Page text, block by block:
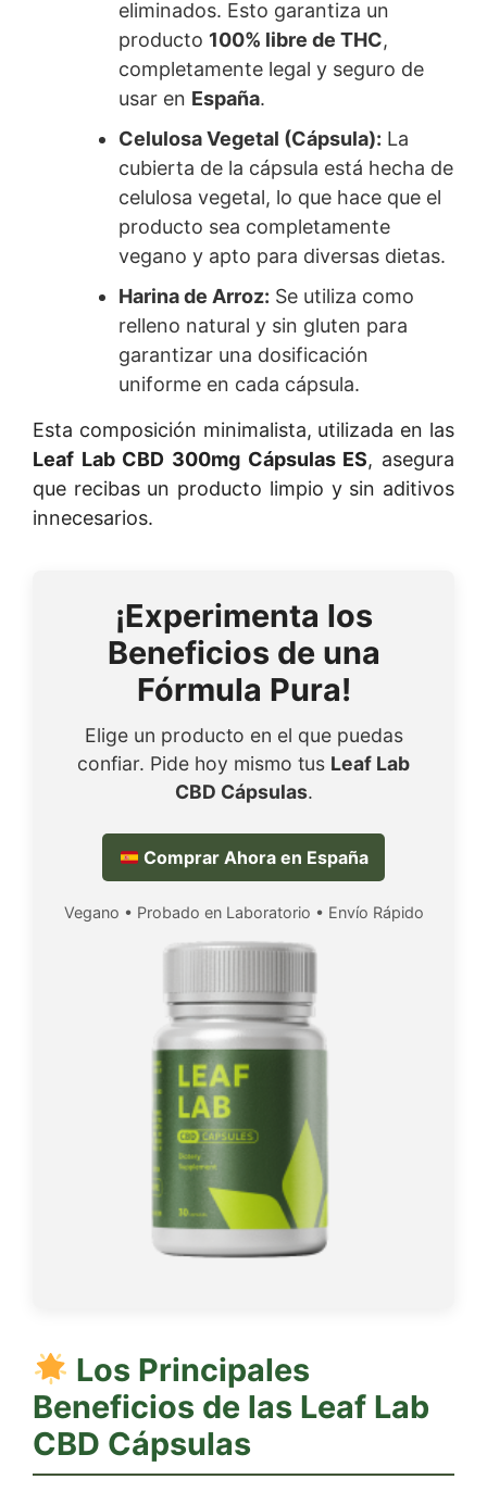
eliminados. Esto garantiza un
producto 100% libre de THC,
completamente legal y seguro de
usar en España.
Celulosa Vegetal (Cápsula): La
cubierta de la cápsula está hecha de
celulosa vegetal, lo que hace que el
producto sea completamente
vegano y apto para diversas dietas.
Harina de Arroz: Se utiliza como
relleno natural y sin gluten para
garantizar una dosificación
uniforme en cada cápsula.
Esta composición minimalista, utilizada en las
Leaf Lab CBD 300mg Cápsulas ES, asegura
que recibas un producto limpio y sin aditivos
innecesarios.
¡Experimenta los
Beneficios de una
Fórmula Pura!
Elige un producto en el que puedas
confiar. Pide hoy mismo tus Leaf Lab
CBD Cápsulas.
Comprar Ahora en España
Vegano • Probado en Laboratorio • Envío Rápido
Los Principales
Beneficios de las Leaf Lab
CBD Cápsulas